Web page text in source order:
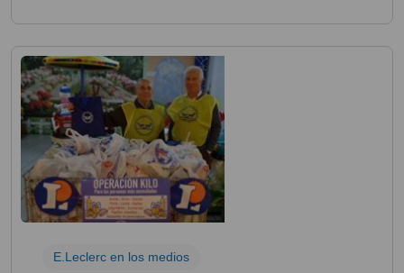
E.Leclerc en los medios